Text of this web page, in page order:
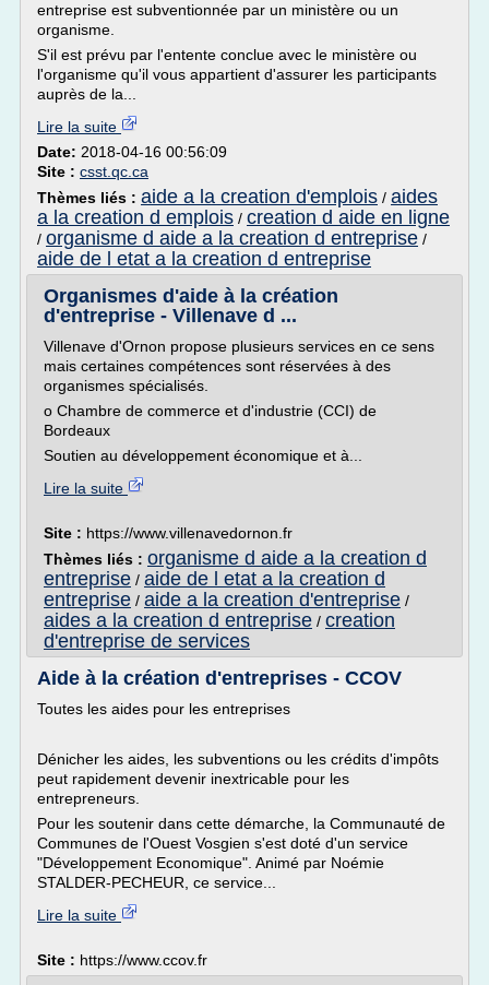
entreprise est subventionnée par un ministère ou un
organisme.
S'il est prévu par l'entente conclue avec le ministère ou
l'organisme qu'il vous appartient d'assurer les participants
auprès de la...
Lire la suite
Date: 2018-04-16 00:56:09
Site : csst.qc.ca
Thèmes liés : aide a la creation d'emplois / aides
a la creation d emplois / creation d aide en ligne
/ organisme d aide a la creation d entreprise /
aide de l etat a la creation d entreprise
Organismes d'aide à la création
d'entreprise - Villenave d ...
Villenave d'Ornon propose plusieurs services en ce sens
mais certaines compétences sont réservées à des
organismes spécialisés.
o Chambre de commerce et d'industrie (CCI) de
Bordeaux
Soutien au développement économique et à...
Lire la suite
Site : https://www.villenavedornon.fr
Thèmes liés : organisme d aide a la creation d
entreprise / aide de l etat a la creation d
entreprise / aide a la creation d'entreprise /
aides a la creation d entreprise / creation
d'entreprise de services
Aide à la création d'entreprises - CCOV
Toutes les aides pour les entreprises
Dénicher les aides, les subventions ou les crédits d'impôts
peut rapidement devenir inextricable pour les
entrepreneurs.
Pour les soutenir dans cette démarche, la Communauté de
Communes de l'Ouest Vosgien s'est doté d'un service
"Développement Economique". Animé par Noémie
STALDER-PECHEUR, ce service...
Lire la suite
Site : https://www.ccov.fr